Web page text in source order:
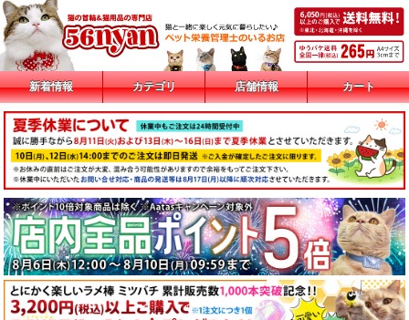
新着情報 カテゴリ 店舗情報 カート